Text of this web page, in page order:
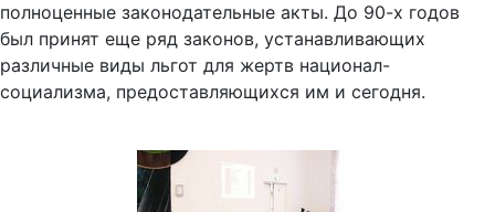
полноценные законодательные акты. До 90-х годов
был принят еще ряд законов, устанавливающих
различные виды льгот для жертв национал-
социализма, предоставляющихся им и сегодня.